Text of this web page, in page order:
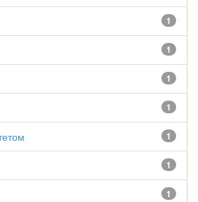
1
1
1
1
1
1
1